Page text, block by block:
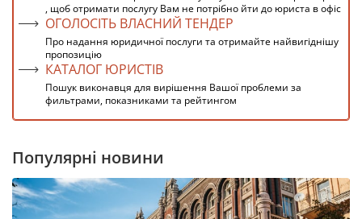
, щоб отримати послугу Вам не потрібно йти до юриста в офіс
ОГОЛОСІТЬ ВЛАСНИЙ ТЕНДЕР
Про надання юридичної послуги та отримайте найвигіднішу
пропозицію
КАТАЛОГ ЮРИСТІВ
Пошук виконавця для вирішення Вашої проблеми за
фильтрами, показниками та рейтингом
Популярні новини